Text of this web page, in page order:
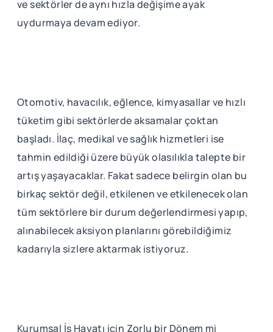
ve sektörler de aynı hızla değişime ayak
uydurmaya devam ediyor.
Otomotiv, havacılık, eğlence, kimyasallar ve hızlı
tüketim gibi sektörlerde aksamalar çoktan
başladı. İlaç, medikal ve sağlık hizmetleri ise
tahmin edildiği üzere büyük olasılıkla talepte bir
artış yaşayacaklar. Fakat sadece belirgin olan bu
birkaç sektör değil, etkilenen ve etkilenecek olan
tüm sektörlere bir durum değerlendirmesi yapıp,
alınabilecek aksiyon planlarını görebildiğimiz
kadarıyla sizlere aktarmak istiyoruz.
Kurumsal İş Hayatı için Zorlu bir Dönem mi